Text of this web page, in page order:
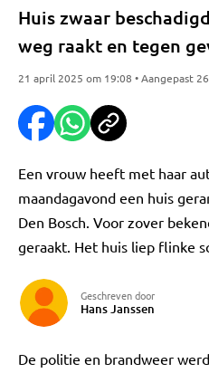
Huis zwaar
weg raakt en tegen
21 april 2025 om 19:08 • Aangepast
Een vrouw heeft met haar
maandagavond een huis
Den Bosch. Voor zover
geraakt. Het huis liep flinke
Geschreven door
Hans Janssen
De politie en brandweer